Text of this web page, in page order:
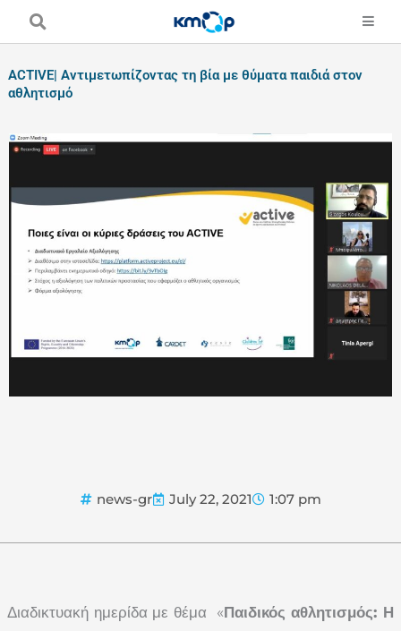
ACTIVE| Αντιμετωπίζοντας τη βία με θύματα παιδιά στον
αθλητισμό
news-gr July 22, 2021 1:07 pm
Διαδικτυακή ημερίδα με θέμα «Παιδικός αθλητισμός: Η